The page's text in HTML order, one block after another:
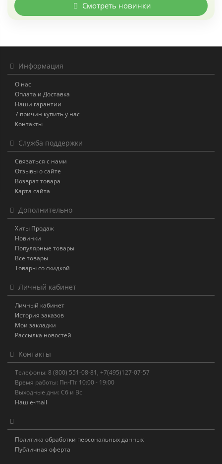
Смотреть новинки
Информация
О нас
Оплата и Доставка
Наши гарантии
7 причин купить у нас
Контакты
Служба поддержки
Связаться с нами
Отзывы о сайте
Возврат товара
Карта сайта
Дополнительно
Хиты Продаж
Новинки
Популярные товары
Все товары
Товары со скидкой
Личный кабинет
Личный кабинет
История заказов
Мои закладки
Рассылка новостей
Контакты
Телефоны: 8 (800) 551-08-81, +7(495)127-07-57
Время работы: Пн-Пт 10:00 - 19:00
Выходные дни: Сб и Вс
Наш e-mail
Политика обработки персональных данных
Публичная оферта